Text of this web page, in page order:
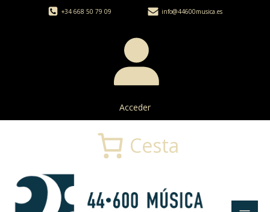
+34 668 50 79 09 info@44600musica.es
Acceder
Cesta